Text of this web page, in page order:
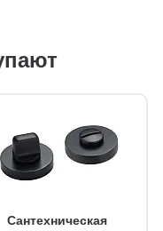
Сантехническая